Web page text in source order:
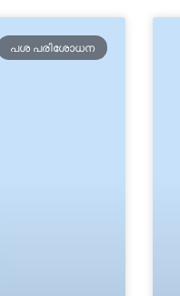
പശ പരിശോധന